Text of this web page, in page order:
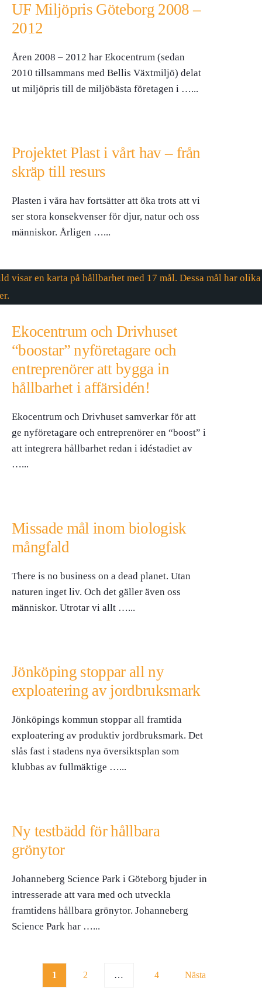
UF Miljöpris Göteborg 2008 –
2012
Åren 2008 – 2012 har Ekocentrum (sedan
2010 tillsammans med Bellis Växtmiljö) delat
ut miljöpris till de miljöbästa företagen i …...
Projektet Plast i vårt hav – från
skräp till resurs
Plasten i våra hav fortsätter att öka trots att vi
ser stora konsekvenser för djur, natur och oss
människor. Årligen …...
Ekocentrum och Drivhuset
“boostar” nyföretagare och
entreprenörer att bygga in
hållbarhet i affärsidén!
Ekocentrum och Drivhuset samverkar för att
ge nyföretagare och entreprenörer en “boost” i
att integrera hållbarhet redan i idéstadiet av
…...
Missade mål inom biologisk
mångfald
There is no business on a dead planet. Utan
naturen inget liv. Och det gäller även oss
människor. Utrotar vi allt …...
Jönköping stoppar all ny
exploatering av jordbruksmark
Jönköpings kommun stoppar all framtida
exploatering av produktiv jordbruksmark. Det
slås fast i stadens nya översiktsplan som
klubbas av fullmäktige …...
Ny testbädd för hållbara
grönytor
Johanneberg Science Park i Göteborg bjuder in
intresserade att vara med och utveckla
framtidens hållbara grönytor. Johanneberg
Science Park har …...
Sidnumrering
1 2 … 4 Nästa